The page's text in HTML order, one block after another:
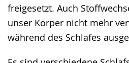
freigesetzt. Auch
unser Körper nicht mehr
während des Schlafes